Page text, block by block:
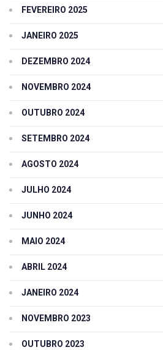
FEVEREIRO 2025
JANEIRO 2025
DEZEMBRO 2024
NOVEMBRO 2024
OUTUBRO 2024
SETEMBRO 2024
AGOSTO 2024
JULHO 2024
JUNHO 2024
MAIO 2024
ABRIL 2024
JANEIRO 2024
NOVEMBRO 2023
OUTUBRO 2023